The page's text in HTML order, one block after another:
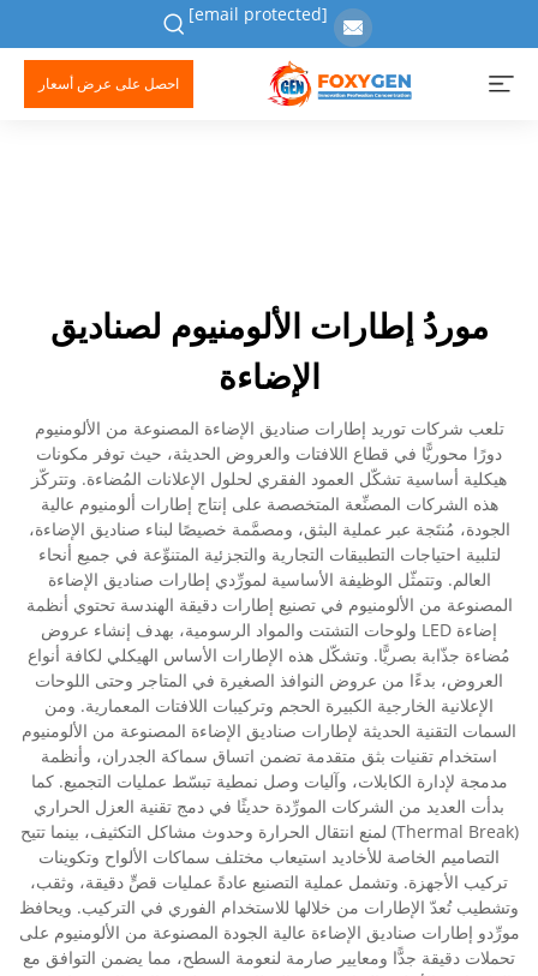
[email protected]
احصل على عرض أسعار
موردُ إطارات الألومنيوم لصناديق
الإضاءة
تلعب شركات توريد إطارات صناديق الإضاءة المصنوعة من الألومنيوم
دورًا محوريًّا في قطاع اللافتات والعروض الحديثة، حيث توفر مكونات
هيكلية أساسية تشكّل العمود الفقري لحلول الإعلانات المُضاءة. وتتركّز
هذه الشركات المصنِّعة المتخصصة على إنتاج إطارات ألومنيوم عالية
الجودة، مُنتَجة عبر عملية البثق، ومصمَّمة خصيصًا لبناء صناديق الإضاءة،
لتلبية احتياجات التطبيقات التجارية والتجزئية المتنوِّعة في جميع أنحاء
العالم. وتتمثّل الوظيفة الأساسية لمورِّدي إطارات صناديق الإضاءة
المصنوعة من الألومنيوم في تصنيع إطارات دقيقة الهندسة تحتوي أنظمة
إضاءة LED ولوحات التشتت والمواد الرسومية، بهدف إنشاء عروض
مُضاءة جذّابة بصريًّا. وتشكّل هذه الإطارات الأساس الهيكلي لكافة أنواع
العروض، بدءًا من عروض النوافذ الصغيرة في المتاجر وحتى اللوحات
الإعلانية الخارجية الكبيرة الحجم وتركيبات اللافتات المعمارية. ومن
السمات التقنية الحديثة لإطارات صناديق الإضاءة المصنوعة من الألومنيوم
استخدام تقنيات بثق متقدمة تضمن اتساق سماكة الجدران، وأنظمة
مدمجة لإدارة الكابلات، وآليات وصل نمطية تبسّط عمليات التجميع. كما
بدأت العديد من الشركات المورِّدة حديثًا في دمج تقنية العزل الحراري
(Thermal Break) لمنع انتقال الحرارة وحدوث مشاكل التكثيف، بينما تتيح
التصاميم الخاصة للأخاديد استيعاب مختلف سماكات الألواح وتكوينات
تركيب الأجهزة. وتشمل عملية التصنيع عادةً عمليات قصٍّ دقيقة، وثقب،
وتشطيب تُعدّ الإطارات من خلالها للاستخدام الفوري في التركيب. ويحافظ
مورِّدو إطارات صناديق الإضاءة عالية الجودة المصنوعة من الألومنيوم على
تحملات دقيقة جدًّا ومعايير صارمة لنعومة السطح، مما يضمن التوافق مع